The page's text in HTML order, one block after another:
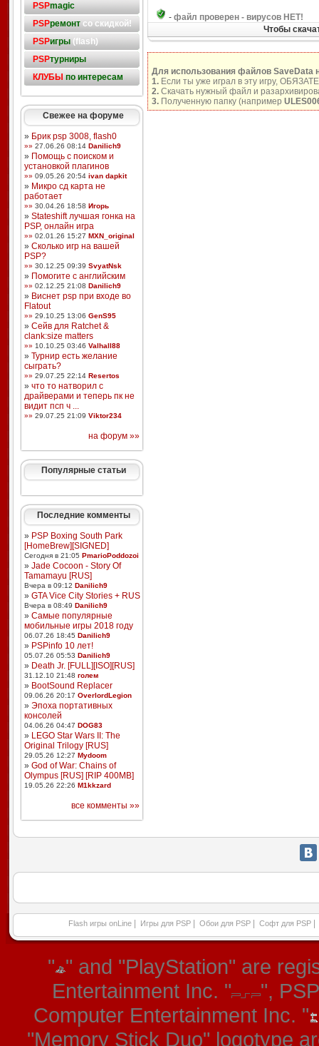
PSPmagic
PSPремонтсо скидкой!
PSPигры(flash)
PSPтурниры
КЛУБЫ по интересам
Свежее на форуме
» Брик psp 3008, flash0
»» 27.06.26 08:14 Danilich9
» Помощь с поиском и
установкой плагинов
»» 09.05.26 20:54 ivan dapkit
» Микро сд карта не
работает
»» 30.04.26 18:58 Игорь
» Stateshift лучшая гонка на
PSP, онлайн игра
»» 02.01.26 15:27 MXN_original
» Сколько игр на вашей
PSP?
»» 30.12.25 09:39 SvyatNsk
» Помогите с английским
»» 02.12.25 21:08 Danilich9
» Виснет psp при входе во
Flatout
»» 29.10.25 13:06 GenS95
» Сейв для Ratchet &
clank:size matters
»» 10.10.25 03:46 Valhall88
» Турнир есть желание
сыграть?
»» 29.07.25 22:14 Resertos
» что то натворил с
драйверами и теперь пк не
видит псп ч ...
»» 29.07.25 21:09 Viktor234
на форум »»
Популярные статьи
Последние комменты
» PSP Boxing South Park
[HomeBrew][SIGNED]
Сегодня в 21:05 PmarioPoddozoi
» Jade Cocoon - Story Of
Tamamayu [RUS]
Вчера в 09:12 Danilich9
» GTA Vice City Stories + RUS
Вчера в 08:49 Danilich9
» Самые популярные
мобильные игры 2018 году
06.07.26 18:45 Danilich9
» PSPinfo 10 лет!
05.07.26 05:53 Danilich9
» Death Jr. [FULL][ISO][RUS]
31.12.10 21:48 голем
» BootSound Replacer
09.06.26 20:17 OverlordLegion
» Эпоха портативных
консолей
04.06.26 04:47 DOG83
» LEGO Star Wars II: The
Original Trilogy [RUS]
29.05.26 12:27 Mydoom
» God of War: Chains of
Olympus [RUS] [RIP 400MB]
19.05.26 22:26 M1kkzard
все комменты »»
- файл проверен - вирусов НЕТ!
Чтобы
Для использования файлов SaveData
1.Если ты уже играл в эту игру,
2.Скачать нужный файл и
3.Полученную папку (например
Flash игры onLine Игры для PSP Обои для PSP Софт для PSP
" " and "PlayStation" are
Entertainment Inc. "
",
Computer Entertainment Inc. "
"Memory Stick Duo" logotype